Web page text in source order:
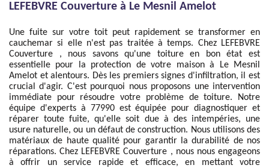
LEFEBVRE Couverture à Le Mesnil Amelot
Une fuite sur votre toit peut rapidement se transformer en
cauchemar si elle n'est pas traitée à temps. Chez LEFEBVRE
Couverture , nous savons qu'une toiture en bon état est
essentielle pour la protection de votre maison à Le Mesnil
Amelot et alentours. Dès les premiers signes d'infiltration, il est
crucial d'agir. C'est pourquoi nous proposons une intervention
immédiate pour résoudre votre problème de toiture. Notre
équipe d'experts à 77990 est équipée pour diagnostiquer et
réparer toute fuite, qu'elle soit due à des intempéries, une
usure naturelle, ou un défaut de construction. Nous utilisons des
matériaux de haute qualité pour garantir la durabilité de nos
réparations. Chez LEFEBVRE Couverture , nous nous engageons
à offrir un service rapide et efficace, en mettant votre